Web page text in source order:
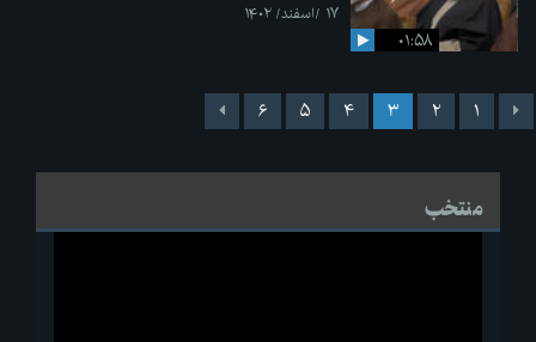
۰۱:۵۸
۱۷ /اسفند/ ۱۴۰۲
۱ ۲ ۳ ۴ ۵ ۶
منتخب